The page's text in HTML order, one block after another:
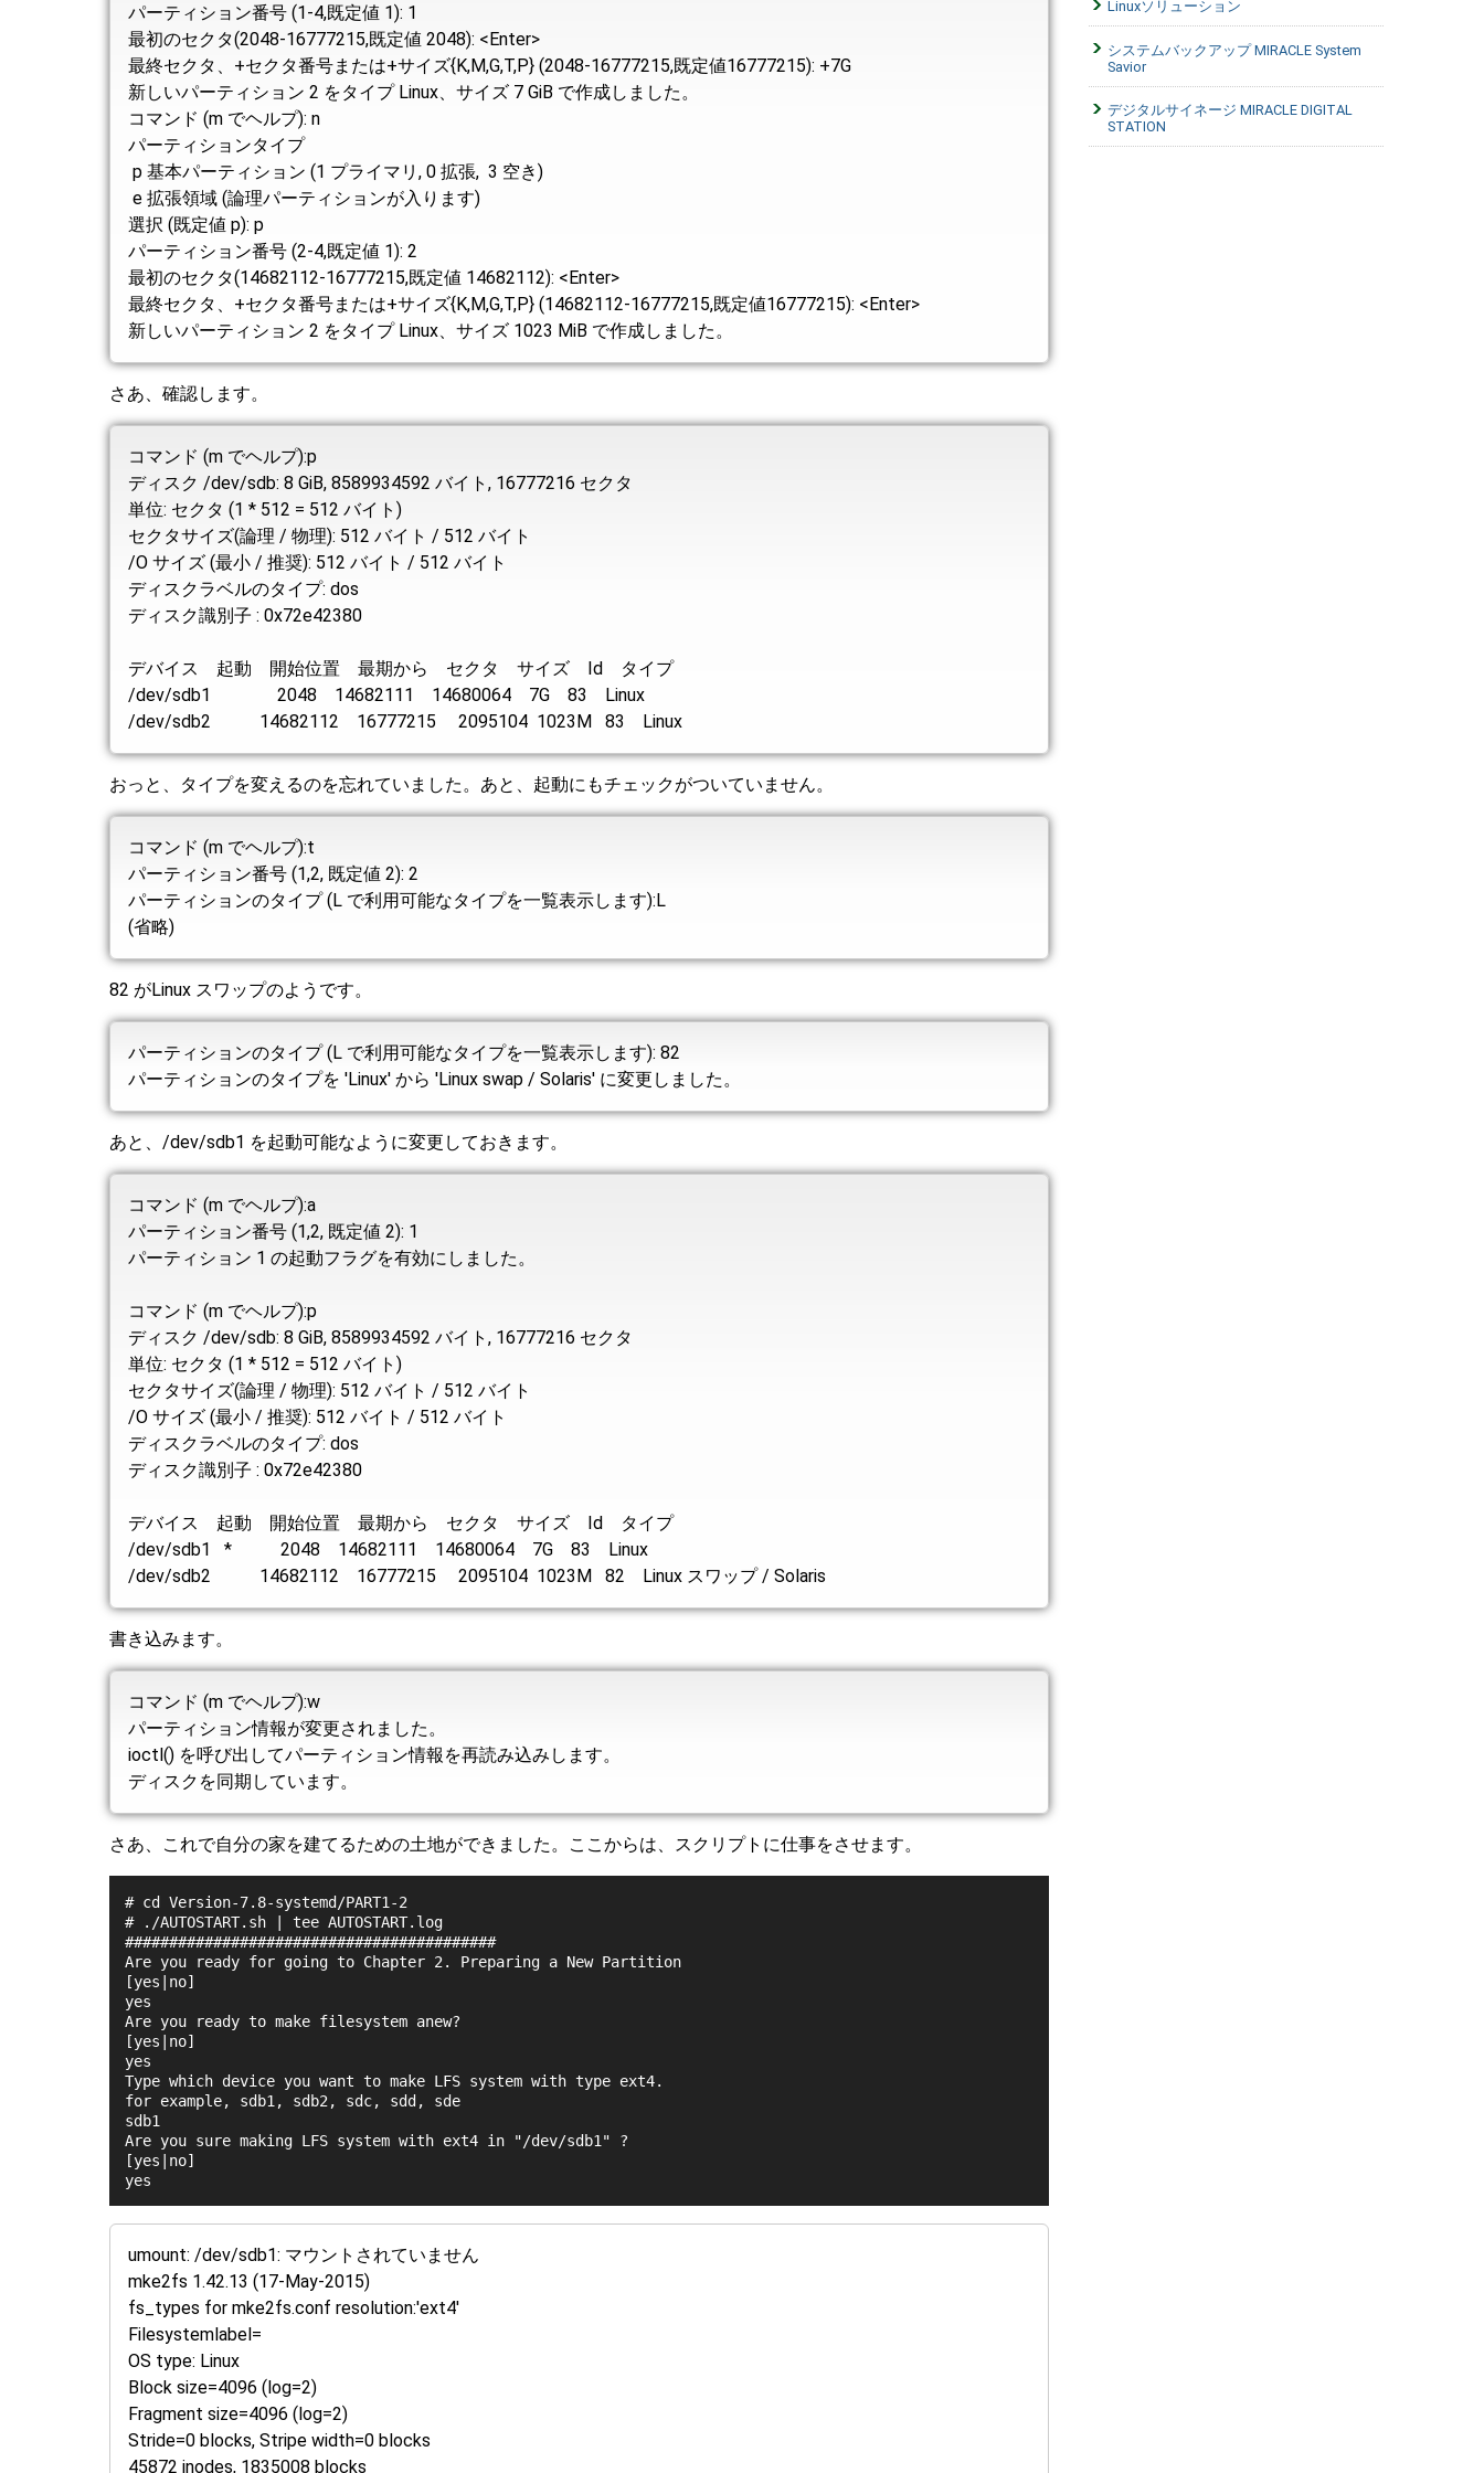
パーティション番号 (1-4,既定値 1): 1
最初のセクタ(2048-16777215,既定値 2048): <Enter>
最終セクタ、+セクタ番号または+サイズ{K,M,G,T,P} (2048-16777215,既定値16777215): +7G
新しいパーティション 2 をタイプ Linux、サイズ 7 GiB で作成しました。
コマンド (m でヘルプ): n
パーティションタイプ
p 基本パーティション (1 プライマリ, 0 拡張, 3 空き)
e 拡張領域 (論理パーティションが入ります)
選択 (既定値 p): p
パーティション番号 (2-4,既定値 1): 2
最初のセクタ(14682112-16777215,既定値 14682112): <Enter>
最終セクタ、+セクタ番号または+サイズ{K,M,G,T,P} (14682112-16777215,既定値16777215): <Enter>
新しいパーティション 2 をタイプ Linux、サイズ 1023 MiB で作成しました。
さあ、確認します。
コマンド (m でヘルプ):p
ディスク /dev/sdb: 8 GiB, 8589934592 バイト, 16777216 セクタ
単位: セクタ (1 * 512 = 512 バイト)
セクタサイズ(論理 / 物理): 512 バイト / 512 バイト
/O サイズ (最小 / 推奨): 512 バイト / 512 バイト
ディスクラベルのタイプ: dos
ディスク識別子 : 0x72e42380
デバイス 起動 開始位置 最期から セクタ サイズ Id タイプ
/dev/sdb1 2048 14682111 14680064 7G 83 Linux
/dev/sdb2 14682112 16777215 2095104 1023M 83 Linux
おっと、タイプを変えるのを忘れていました。あと、起動にもチェックがついていません。
コマンド (m でヘルプ):t
パーティション番号 (1,2, 既定値 2): 2
パーティションのタイプ (L で利用可能なタイプを一覧表示します):L
(省略)
82 がLinux スワップのようです。
パーティションのタイプ (L で利用可能なタイプを一覧表示します): 82
パーティションのタイプを 'Linux' から 'Linux swap / Solaris' に変更しました。
あと、/dev/sdb1 を起動可能なように変更しておきます。
コマンド (m でヘルプ):a
パーティション番号 (1,2, 既定値 2): 1
パーティション 1 の起動フラグを有効にしました。
コマンド (m でヘルプ):p
ディスク /dev/sdb: 8 GiB, 8589934592 バイト, 16777216 セクタ
単位: セクタ (1 * 512 = 512 バイト)
セクタサイズ(論理 / 物理): 512 バイト / 512 バイト
/O サイズ (最小 / 推奨): 512 バイト / 512 バイト
ディスクラベルのタイプ: dos
ディスク識別子 : 0x72e42380
デバイス 起動 開始位置 最期から セクタ サイズ Id タイプ
/dev/sdb1 * 2048 14682111 14680064 7G 83 Linux
/dev/sdb2 14682112 16777215 2095104 1023M 82 Linux スワップ / Solaris
書き込みます。
コマンド (m でヘルプ):w
パーティション情報が変更されました。
ioctl() を呼び出してパーティション情報を再読み込みします。
ディスクを同期しています。
さあ、これで自分の家を建てるための土地ができました。ここからは、スクリプトに仕事をさせます。
# cd Version-7.8-systemd/PART1-2
# ./AUTOSTART.sh | tee AUTOSTART.log
##########################################
Are you ready for going to Chapter 2. Preparing a New Partition
[yes|no]
yes
Are you ready to make filesystem anew?
[yes|no]
yes
Type which device you want to make LFS system with type ext4.
for example, sdb1, sdb2, sdc, sdd, sde
sdb1
Are you sure making LFS system with ext4 in "/dev/sdb1" ?
[yes|no]
yes
umount: /dev/sdb1: マウントされていません
mke2fs 1.42.13 (17-May-2015)
fs_types for mke2fs.conf resolution:'ext4'
Filesystemlabel=
OS type: Linux
Block size=4096 (log=2)
Fragment size=4096 (log=2)
Stride=0 blocks, Stripe width=0 blocks
45872 inodes, 1835008 blocks
Linuxソリューション
システムバックアップ MIRACLE System
Savior
デジタルサイネージ MIRACLE DIGITAL
STATION